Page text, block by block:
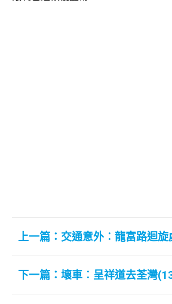
上一篇：交通意外︰龍富路迴
下一篇：壞車︰呈祥道去荃灣